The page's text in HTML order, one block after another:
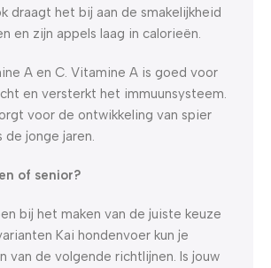
draagt het bij aan de smakelijkheid
en zijn appels laag in calorieën.
A en C. Vitamine A is goed voor
en versterkt het immuunsysteem.
voor de ontwikkeling van spier
jonge jaren.
of senior?
bij het maken van de juiste keuze
Kai hondenvoer kun je
van de volgende richtlijnen. Is jouw